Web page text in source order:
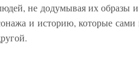
не додумывая их образы
и историю, которые